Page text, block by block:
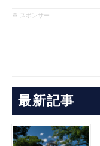
※ スポンサー
最新記事